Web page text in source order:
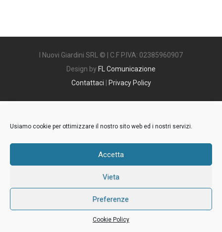
Usiamo cookie per ottimizzare il nostro sito web ed i nostri servizi.
Accetta
Vieta
Preferenze
Cookie Policy
I Nuovi Giardini SRL © | C.F P.IVA: 02385960907
Design by FL Comunicazione
Contattaci
Privacy Policy